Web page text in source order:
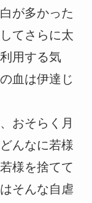
が多かった
てさらに太
用する気
血は伊達じ
おそらく月
んなに若様
様を捨てて
そんな自虐